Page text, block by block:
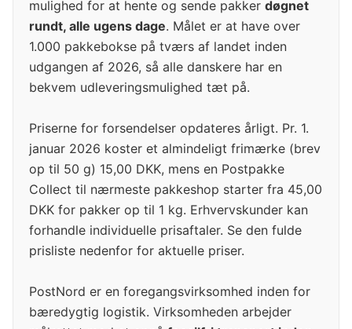
mulighed for at hente og sende pakker døgnet
rundt, alle ugens dage. Målet er at have over
1.000 pakkebokse på tværs af landet inden
udgangen af 2026, så alle danskere har en
bekvem udleveringsmulighed tæt på.
Priserne for forsendelser opdateres årligt. Pr. 1.
januar 2026 koster et almindeligt frimærke (brev
op til 50 g) 15,00 DKK, mens en Postpakke
Collect til nærmeste pakkeshop starter fra 45,00
DKK for pakker op til 1 kg. Erhvervskunder kan
forhandle individuelle prisaftaler. Se den fulde
prisliste nedenfor for aktuelle priser.
PostNord er en foregangsvirksomhed inden for
bæredygtig logistik. Virksomheden arbejder